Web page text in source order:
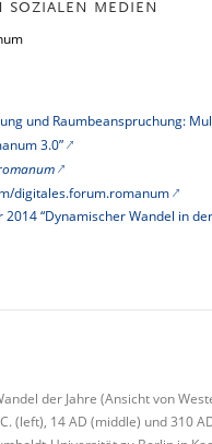
SOZIALEN MEDIEN
und Raumbeanspruchung:
3.0”
digitales.forum.romanum
“Dynamischer Wandel in
der Jahre (Ansicht von
(left), 14 AD (middle) und 310